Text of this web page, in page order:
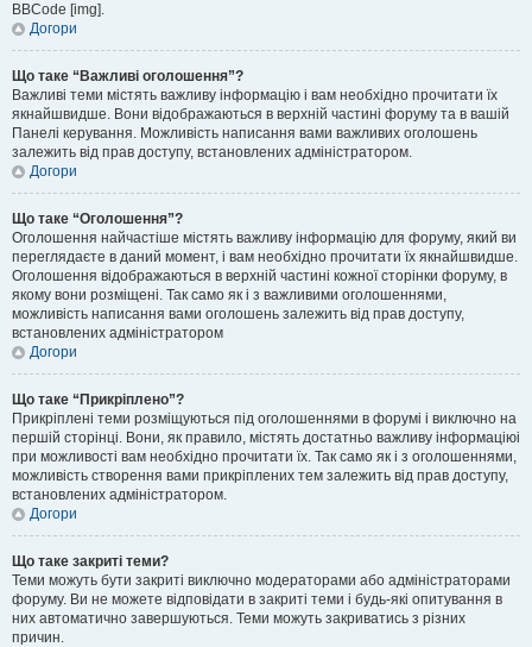
BBCode [img].
Догори
Що таке “Важливі оголошення”?
Важливі теми містять важливу інформацію і вам необхідно прочитати їх
якнайшвидше. Вони відображаються в верхній частині форуму та в вашій
Панелі керування. Можливість написання вами важливих оголошень
залежить від прав доступу, встановлених адміністратором.
Догори
Що таке “Оголошення”?
Оголошення найчастіше містять важливу інформацію для форуму, який ви
переглядаєте в даний момент, і вам необхідно прочитати їх якнайшвидше.
Оголошення відображаються в верхній частині кожної сторінки форуму, в
якому вони розміщені. Так само як і з важливими оголошеннями,
можливість написання вами оголошень залежить від прав доступу,
встановлених адміністратором
Догори
Що таке “Прикріплено”?
Прикріплені теми розміщуються під оголошеннями в форумі і виключно на
першій сторінці. Вони, як правило, містять достатньо важливу інформаціюі
при можливості вам необхідно прочитати їх. Так само як і з оголошеннями,
можливість створення вами прикріплених тем залежить від прав доступу,
встановлених адміністратором.
Догори
Що таке закриті теми?
Теми можуть бути закриті виключно модераторами або адміністраторами
форуму. Ви не можете відповідати в закриті теми і будь-які опитування в
них автоматично завершуються. Теми можуть закриватись з різних
причин.